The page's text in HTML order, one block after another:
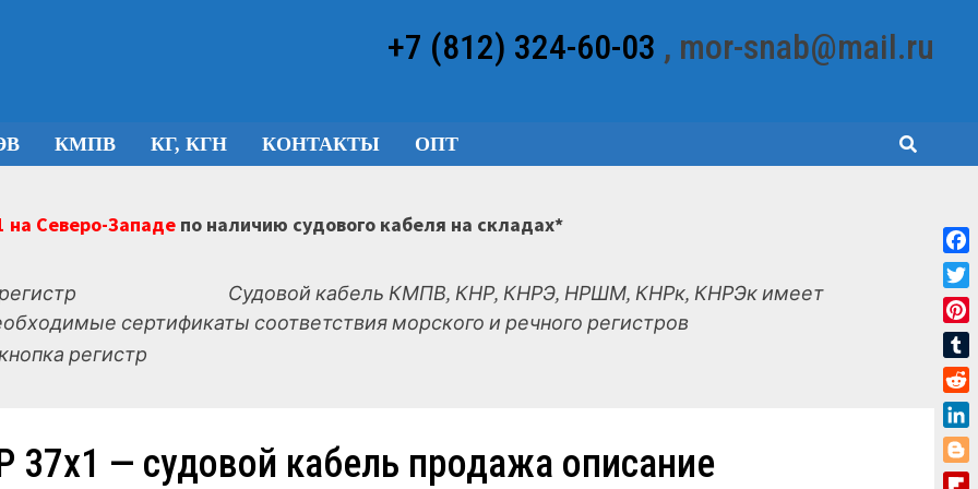
+7 (812) 324-60-03 , mor-snab@mail.ru
КМПВ КГ, КГН КОНТАКТЫ ОПТ
Северо-Западепо наличию судового кабеля на складах*
Судовой кабель КМПВ, КНР, КНРЭ, НРШМ, КНРк, КНРЭк имеет
сертификаты соответствия морского и речного регистров
37х1 — судовой кабель продажа описание